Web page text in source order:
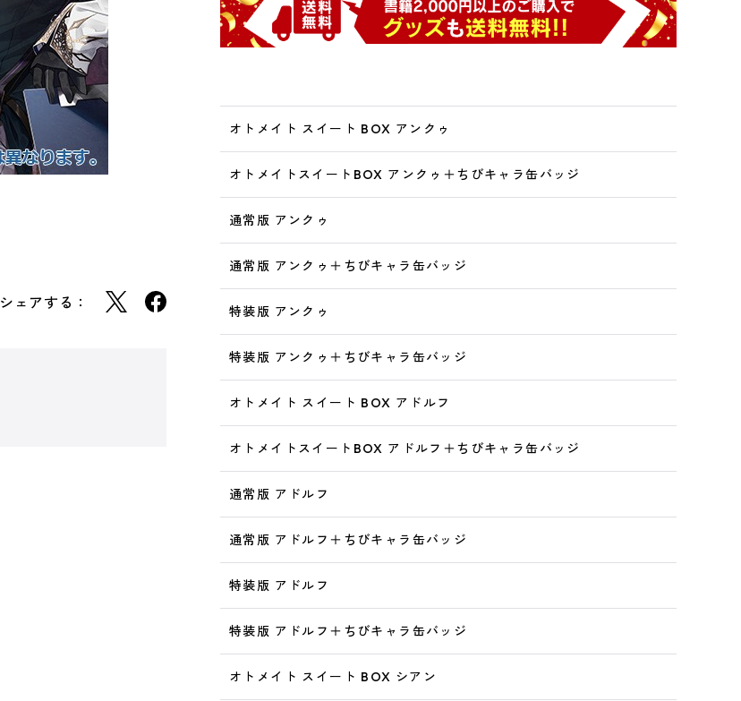
シェアする：
オトメイト スイート BOX アンクゥ
オトメイトスイートBOX アンクゥ＋ちびキャラ缶バッジ
通常版 アンクゥ
通常版 アンクゥ＋ちびキャラ缶バッジ
特装版 アンクゥ
特装版 アンクゥ＋ちびキャラ缶バッジ
オトメイト スイート BOX アドルフ
オトメイトスイートBOX アドルフ＋ちびキャラ缶バッジ
通常版 アドルフ
通常版 アドルフ＋ちびキャラ缶バッジ
特装版 アドルフ
特装版 アドルフ＋ちびキャラ缶バッジ
オトメイト スイート BOX シアン